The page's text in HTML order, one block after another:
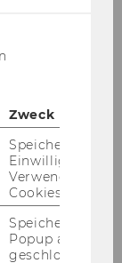
Zweck
Speichert Ihre
Einwilligung zur
Verwendung von
Cookies.
Speichert ob ein
Popup
geschlossen